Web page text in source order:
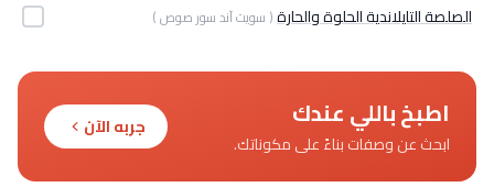
الصلصة التايلاندية الحلوة والحارة( سويت آند سور صوص )
اطبخ باللي عندك
ابحث عن وصفات بناءً على مكوناتك.
جربه الآن